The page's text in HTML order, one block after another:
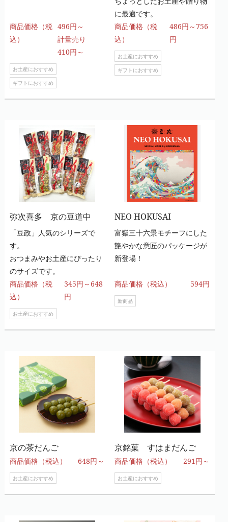
商品価格（税
込）
496円～
計量売り
410円～
お土産におすすめ
ギフトにおすすめ
に最適です。
商品価格（税
込）
486円～756
円
お土産におすすめ
ギフトにおすすめ
弥次喜多 京の豆道中
「豆政」人気のシリーズで
す。
おつまみやお土産にぴったり
のサイズです。
商品価格（税
込）
345円～648
円
お土産におすすめ
NEO HOKUSAI
富嶽三十六景モチーフにした
艶やかな意匠のパッケージが
新登場！
商品価格（税込） 594円
新商品
京の茶だんご
商品価格（税込） 648円～
お土産におすすめ
京銘菓 すはまだんご
商品価格（税込） 291円～
お土産におすすめ